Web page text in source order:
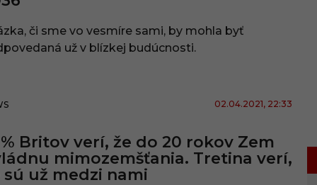
či sme vo vesmíre sami, by mohla byť
už v blízkej budúcnosti.
02.04.2021, 22:33
% Britov verí, že do 20 rokov Zem
mimozemšťania. Tretina verí,
sú už medzi nami